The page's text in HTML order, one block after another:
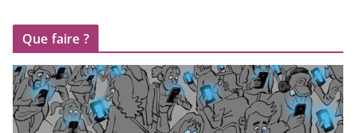
Que faire ?